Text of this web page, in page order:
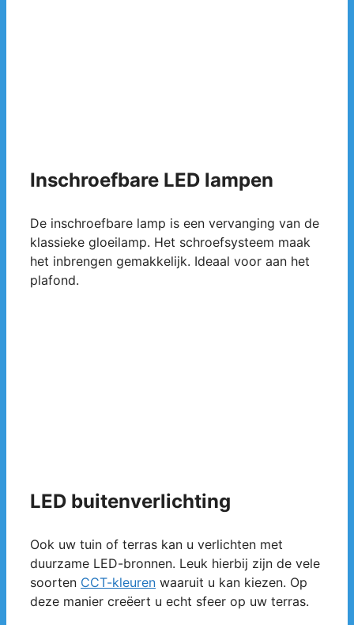
Inschroefbare LED lampen
De inschroefbare lamp is een vervanging van de
klassieke gloeilamp. Het schroefsysteem maak
het inbrengen gemakkelijk. Ideaal voor aan het
plafond.
LED buitenverlichting
Ook uw tuin of terras kan u verlichten met
duurzame LED-bronnen. Leuk hierbij zijn de vele
soorten CCT-kleuren waaruit u kan kiezen. Op
deze manier creëert u echt sfeer op uw terras.